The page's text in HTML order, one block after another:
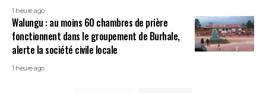
1 heure ago
Walungu : au moins 60 chambres de prière
fonctionnent dans le groupement de Burhale,
alerte la société civile locale
1 heure ago